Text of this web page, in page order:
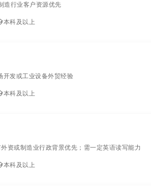
造行业客户资源优先
本科及以上
开发或工业设备外贸经验
本科及以上
资或制造业行政背景优先；需一定英语读写能力
本科及以上